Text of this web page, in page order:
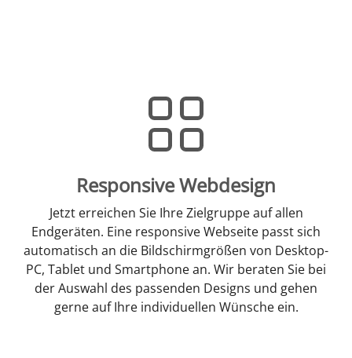
Responsive Webdesign
Jetzt erreichen Sie Ihre Zielgruppe auf allen
Endgeräten. Eine responsive Webseite passt sich
automatisch an die Bildschirmgrößen von Desktop-
PC, Tablet und Smartphone an. Wir beraten Sie bei
der Auswahl des passenden Designs und gehen
gerne auf Ihre individuellen Wünsche ein.